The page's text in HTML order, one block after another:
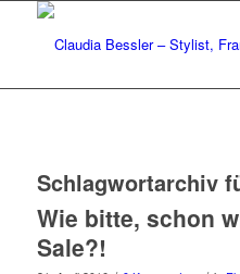
Schlagwortarchiv
Wie bitte, schon
Sale?!